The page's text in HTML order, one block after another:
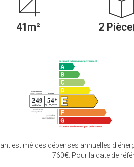
41m² 2
estimé des dépenses annuelles
760€. Pour la date de